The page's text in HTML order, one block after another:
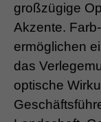
großzügige
Akzente.
ermöglichen
das
optische